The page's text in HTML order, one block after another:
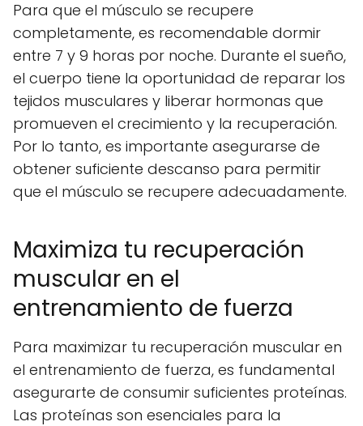
Para que el músculo se recupere
completamente, es recomendable dormir
entre 7 y 9 horas por noche. Durante el sueño,
el cuerpo tiene la oportunidad de reparar los
tejidos musculares y liberar hormonas que
promueven el crecimiento y la recuperación.
Por lo tanto, es importante asegurarse de
obtener suficiente descanso para permitir
que el músculo se recupere adecuadamente.
Maximiza tu recuperación
muscular en el
entrenamiento de fuerza
Para maximizar tu recuperación muscular en
el entrenamiento de fuerza, es fundamental
asegurarte de consumir suficientes proteínas.
Las proteínas son esenciales para la